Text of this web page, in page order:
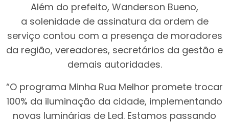
Além do prefeito, Wanderson Bueno,
a solenidade de assinatura da ordem de
serviço contou com a presença de moradores
da região, vereadores, secretários da gestão e
demais autoridades.
“O programa Minha Rua Melhor promete trocar
100% da iluminação da cidade, implementando
novas luminárias de Led. Estamos passando